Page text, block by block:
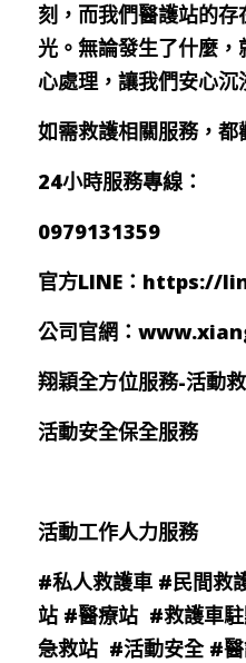
刻，而我們醫護站的
光。無論發生了什麼
心處理，讓我們安心沉
如需救護相關服務，
24小時服務專線：
0979131359
官方LINE： https://
公司官網：
翔穎全方位服務-活動
活動安全保全服務
活動工作人力服務
#私人救護車 #民間救
站 #醫療站 #救護車
急救站 #活動安全 #